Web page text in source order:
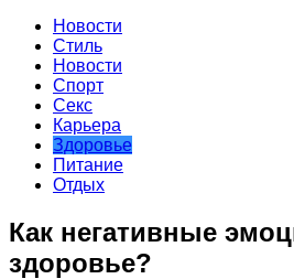
Новости
Стиль
Новости
Спорт
Секс
Карьера
Здоровье
Питание
Отдых
Как негативные
здоровье?